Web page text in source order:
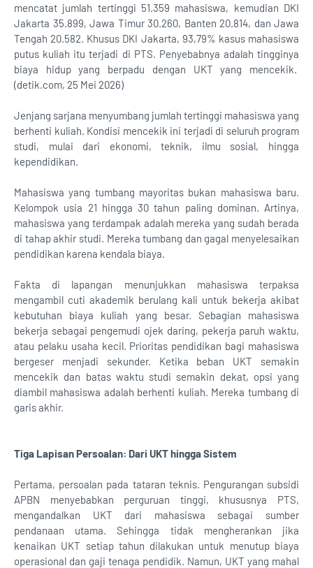
mencatat jumlah tertinggi 51.359 mahasiswa, kemudian DKI
Jakarta 35.899, Jawa Timur 30.260, Banten 20.814, dan Jawa
Tengah 20.582. Khusus DKI Jakarta, 93,79% kasus mahasiswa
putus kuliah itu terjadi di PTS. Penyebabnya adalah tingginya
biaya hidup yang berpadu dengan UKT yang mencekik.
(detik.com, 25 Mei 2026)
Jenjang sarjana menyumbang jumlah tertinggi mahasiswa yang
berhenti kuliah. Kondisi mencekik ini terjadi di seluruh program
studi, mulai dari ekonomi, teknik, ilmu sosial, hingga
kependidikan.
Mahasiswa yang tumbang mayoritas bukan mahasiswa baru.
Kelompok usia 21 hingga 30 tahun paling dominan. Artinya,
mahasiswa yang terdampak adalah mereka yang sudah berada
di tahap akhir studi. Mereka tumbang dan gagal menyelesaikan
pendidikan karena kendala biaya.
Fakta di lapangan menunjukkan mahasiswa terpaksa
mengambil cuti akademik berulang kali untuk bekerja akibat
kebutuhan biaya kuliah yang besar. Sebagian mahasiswa
bekerja sebagai pengemudi ojek daring, pekerja paruh waktu,
atau pelaku usaha kecil. Prioritas pendidikan bagi mahasiswa
bergeser menjadi sekunder. Ketika beban UKT semakin
mencekik dan batas waktu studi semakin dekat, opsi yang
diambil mahasiswa adalah berhenti kuliah. Mereka tumbang di
garis akhir.
Tiga Lapisan Persoalan: Dari UKT hingga Sistem
Pertama, persoalan pada tataran teknis. Pengurangan subsidi
APBN menyebabkan perguruan tinggi, khususnya PTS,
mengandalkan UKT dari mahasiswa sebagai sumber
pendanaan utama. Sehingga tidak mengherankan jika
kenaikan UKT setiap tahun dilakukan untuk menutup biaya
operasional dan gaji tenaga pendidik. Namun, UKT yang mahal